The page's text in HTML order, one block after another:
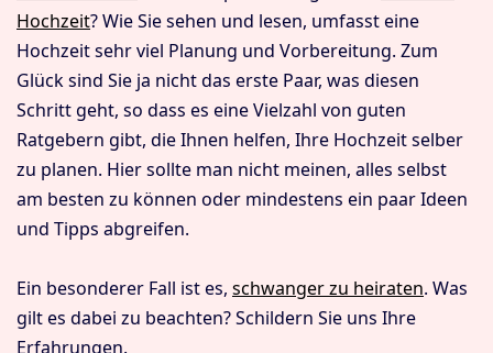
Hochzeit? Wie Sie sehen und lesen, umfasst eine
Hochzeit sehr viel Planung und Vorbereitung. Zum
Glück sind Sie ja nicht das erste Paar, was diesen
Schritt geht, so dass es eine Vielzahl von guten
Ratgebern gibt, die Ihnen helfen, Ihre Hochzeit selber
zu planen. Hier sollte man nicht meinen, alles selbst
am besten zu können oder mindestens ein paar Ideen
und Tipps abgreifen.
Ein besonderer Fall ist es, schwanger zu heiraten. Was
gilt es dabei zu beachten? Schildern Sie uns Ihre
Erfahrungen.